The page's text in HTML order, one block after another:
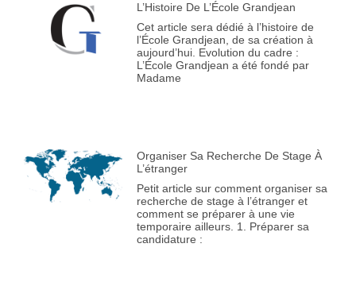
L’Histoire De L’École Grandjean
Cet article sera dédié à l’histoire de
l’École Grandjean, de sa création à
aujourd’hui. Evolution du cadre :
L’École Grandjean a été fondé par
Madame
Organiser Sa Recherche De Stage À
L’étranger
Petit article sur comment organiser sa
recherche de stage à l’étranger et
comment se préparer à une vie
temporaire ailleurs. 1. Préparer sa
candidature :